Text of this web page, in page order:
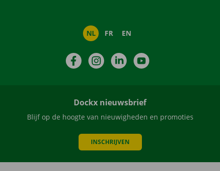
NL FR EN
FacebookInstagramLinkedIn
Dockx nieuwsbrief
Blijf op de hoogte van nieuwigheden en promoties
INSCHRIJVEN